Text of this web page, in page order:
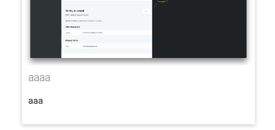
aaaa
aaa